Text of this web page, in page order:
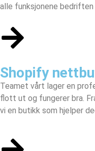
alle funksjonene bedriften
Shopify
Teamet vårt lager en
flott ut og fungerer bra.
vi en butikk som hjelper